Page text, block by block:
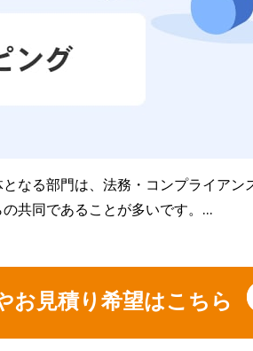
なる部門は、法務・コンプライア
共同であることが多いです。…
お見積り希望はこちら